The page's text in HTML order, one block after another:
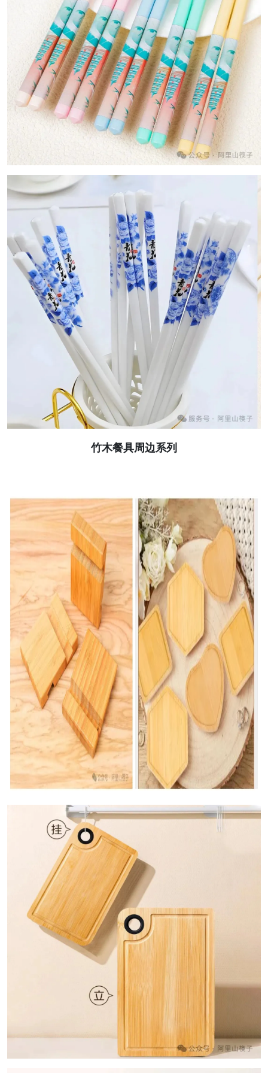
竹木餐具周边系列